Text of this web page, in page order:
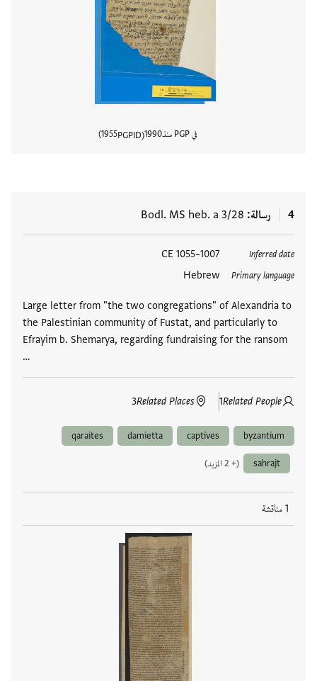
في PGP منذ 1990
PGPID
1955
4 رسالة Bodl. MS heb. a 3/28
Inferred date
1007–1055 CE
Primary language
Hebrew
Large letter from "the two congregations" of Alexandria to
the Palestinian community of Fustat, and particularly to
Efrayim b. Shemarya, regarding fundraising for the ransom
…
Related People
1
Related Places
3
العلامات
byzantium
captives
damietta
qaraites
sahrajt (+ 2 المزيد)
1 مناقشة